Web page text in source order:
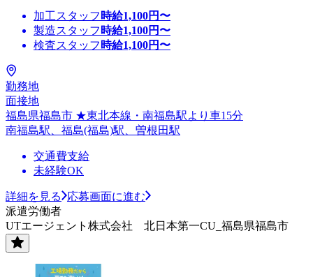
加工スタッフ 時給1,100円〜
製造スタッフ 時給1,100円〜
検査スタッフ 時給1,100円〜
勤務地
面接地
福島県福島市 ★東北本線・南福島駅より車15分
南福島駅、福島(福島)駅、曽根田駅
交通費支給
未経験OK
詳細を見る
応募画面に進む
派遣労働者
UTエージェント株式会社 北日本第一CU_福島県福島市